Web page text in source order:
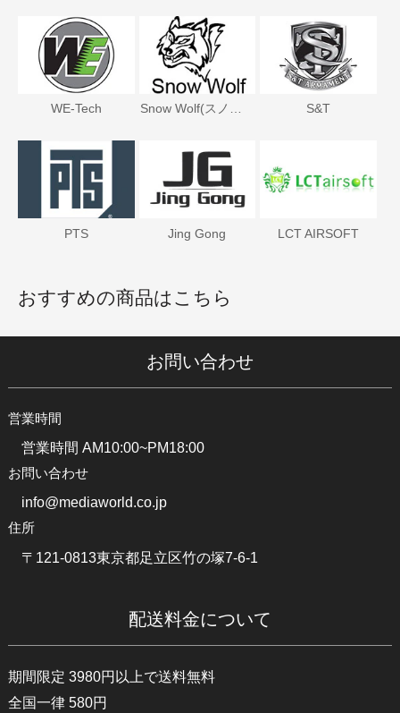
WE-Tech Snow Wolf(スノーウルフ) S&T
PTS Jing Gong LCT AIRSOFT
おすすめの商品はこちら
お問い合わせ
営業時間
営業時間 AM10:00~PM18:00
お問い合わせ
info@mediaworld.co.jp
住所
〒121-0813東京都足立区竹の塚7-6-1
配送料金について
期間限定 3980円以上で送料無料
全国一律 580円